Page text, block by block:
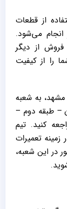
از قطعات
انجام می‌شود.
از دیگر
را از کیفیت
به شعبه
نسترن – طبقه دوم –
کنید. تیم
تعمیرات
در این شعبه،